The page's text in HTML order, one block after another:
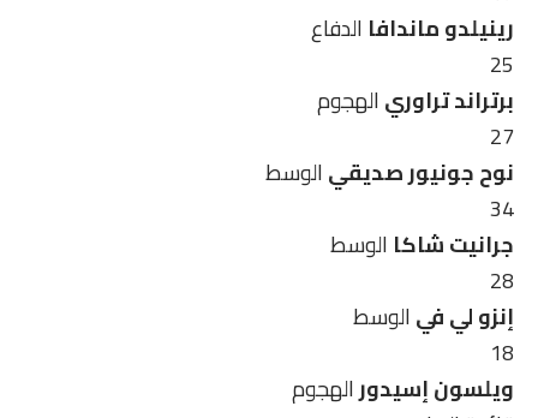
رينيلدو ماندافا الدفاع
25
برتراند تراوريالهجوم
27
نوح جونيور صديقيالوسط
34
جرانيت شاكا الوسط
28
إنزو لي فيالوسط
18
ويلسون إسيدورالهجوم